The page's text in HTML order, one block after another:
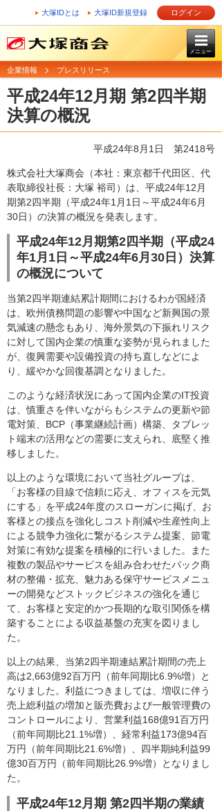
大塚IDとは 大塚ID新規登録 ログイン
メニュー
企業情報 プレスリリース
平成24年12月期 第2四半期
決算の概況
平成24年8月1日 第2418号
株式会社大塚商会（本社：東京都千代田区、代
表取締役社長：大塚 裕司）は、平成24年12月
期第2四半期（平成24年1月1日～平成24年6月
30日）の決算の概況を発表します。
平成24年12月期第2四半期（平成24
年1月1日～平成24年6月30日）決算
の概況について
当第2四半期連結累計期間におけるわが国経済
は、欧州債務問題の影響や中国など新興国の景
気減速の懸念もあり、海外景気の下振れリスク
に対して国内企業の慎重な姿勢が見られました
が、復興需要や設備投資の持ち直しなどによ
り、緩やかな回復基調となりました。
このような経済状況にあって国内企業のIT投資
は、慎重さを伴いながらもシステムの更新や節
電対策、BCP（事業継続計画）構築、タブレッ
ト端末の活用などの需要に支えられ、底堅く推
移しました。
以上のような環境において当社グループは、
「お客様の目線で信頼に応え、オフィスを元気
にする」を平成24年度のスローガンに掲げ、お
客様との接点を強化しコスト削減や生産性向上
による競争力強化に繋がるシステム提案、節電
対策に有効な提案を積極的に行いました。また
複数の製品やサービスを組み合わせたパック商
材の整備・拡充、魅力ある保守サービスメニュ
ーの開発などストックビジネスの強化を通じ
て、お客様と安定的かつ長期的な取引関係を構
築することによる収益基盤の充実を図りまし
た。
以上の結果、当第2四半期連結累計期間の売上
高は2,663億92百万円（前年同期比6.9%増）と
なりました。利益につきましては、増収に伴う
売上総利益の増加と販売費および一般管理費の
コントロールにより、営業利益168億91百万円
（前年同期比21.1%増）、経常利益173億94百
万円（前年同期比21.6%増）、四半期純利益99
億30百万円（前年同期比26.9%増）となりまし
た。
平成24年12月期 第2四半期の業績